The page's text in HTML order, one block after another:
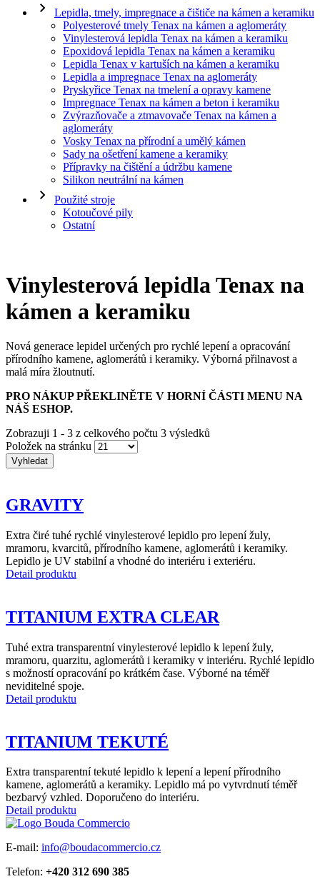
Lepidla, tmely, impregnace a čištiče na kámen a keramiku
Polyesterové tmely Tenax na kámen a aglomeráty
Vinylesterová lepidla Tenax na kámen a keramiku
Epoxidová lepidla Tenax na kámen a keramiku
Lepidla Tenax v kartuších na kámen a keramiku
Lepidla a impregnace Tenax na aglomeráty
Pryskyřice Tenax na tmelení a opravy kamene
Impregnace Tenax na kámen a beton i keramiku
Zvýrazňovače a ztmavovače Tenax na kámen a
aglomeráty
Vosky Tenax na přírodní a umělý kámen
Sady na ošetření kamene a keramiky
Přípravky na čištění a údržbu kamene
Silikon neutrální na kámen
Použité stroje
Kotoučové pily
Ostatní
Vinylesterová lepidla Tenax na
kámen a keramiku
Nová generace lepidel určených pro rychlé lepení a opracování
přírodního kamene, aglomerátů i keramiky. Výborná přilnavost a
malá míra žloutnutí.
PRO NÁKUP PŘEKLINĚTE V HORNÍ ČÁSTI MENU NA
NÁŠ ESHOP.
Zobrazuji 1 - 3 z celkového počtu 3 výsledků
Položek na stránku
GRAVITY
Extra čiré tuhé rychlé vinylesterové lepidlo pro lepení žuly,
mramoru, kvarcitů, přírodního kamene, aglomerátů i keramiky.
Lepidlo je UV stabilní a vhodné do interiéru i exteriéru.
Detail produktu
TITANIUM EXTRA CLEAR
Tuhé extra transparentní vinylesterové lepidlo k lepení žuly,
mramoru, quarzitu, aglomerátů i keramiky v interiéru. Rychlé lepidlo
s možností opracování po krátkém čase. Výborné na téměř
neviditelné spoje.
Detail produktu
TITANIUM TEKUTÉ
Extra transparentní tekuté lepidlo k lepení a lepení přírodního
kamene, aglomerátů a keramiky. Lepidlo má po vytvrdnutí téměř
bezbarvý vzhled. Doporučeno do interiéru.
Detail produktu
E-mail: info@boudacommercio.cz
Telefon: +420 312 690 385